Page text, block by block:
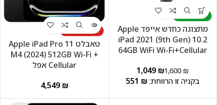
זמין במלאי
מתצוגה כחדש אייפד Apple
iPad 2021 (9th Gen) 10.2
64GB WiFi Wi-Fi+Cellular
1,600₪
1,049 ₪
551 ₪
לא זמין במלאי
טאבלט Apple iPad Pro 11
M4 (2024) 512GB Wi-Fi +‎‎
Cellular אפל
₪